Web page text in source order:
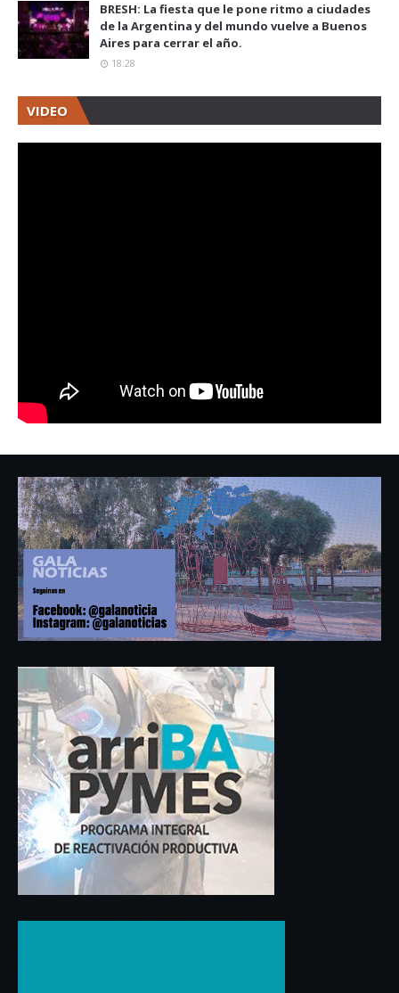
BRESH: La fiesta que le pone ritmo a ciudades
de la Argentina y del mundo vuelve a Buenos
Aires para cerrar el año.
18:28
VIDEO